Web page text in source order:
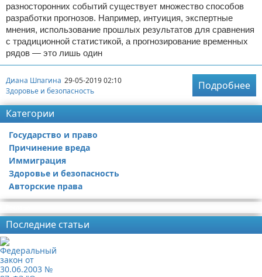
разносторонних событий существует множество способов
разработки прогнозов. Например, интуиция, экспертные
мнения, использование прошлых результатов для сравнения
с традиционной статистикой, а прогнозирование временных
рядов — это лишь один
Диана Шпагина 29-05-2019 02:10
Здоровье и безопасность
Подробнее
Категории
Государство и право
Причинение вреда
Иммиграция
Здоровье и безопасность
Авторские права
Последние статьи